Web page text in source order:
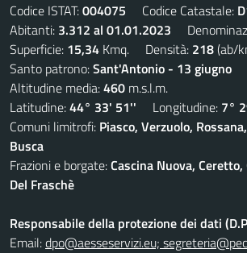
Codice ISTAT:004075 Codice Catastale:
Abitanti: 3.312 al 01.01.2023
Superficie: 15,34 Kmq. Densità: 218(ab/
Santo patrono:Sant'Antonio - 13 giugno
Altitudine media:460 m.s.l.m.
Latitudine:44° 33' 51'' Longitudine: 7°
Comuni limitrofi: Piasco, Verzuolo,
Busca
Frazioni e borgate:Cascina Nuova,
Del Fraschè
Responsabile della protezione dei dati
Email:dpo@aesseservizi.eu;